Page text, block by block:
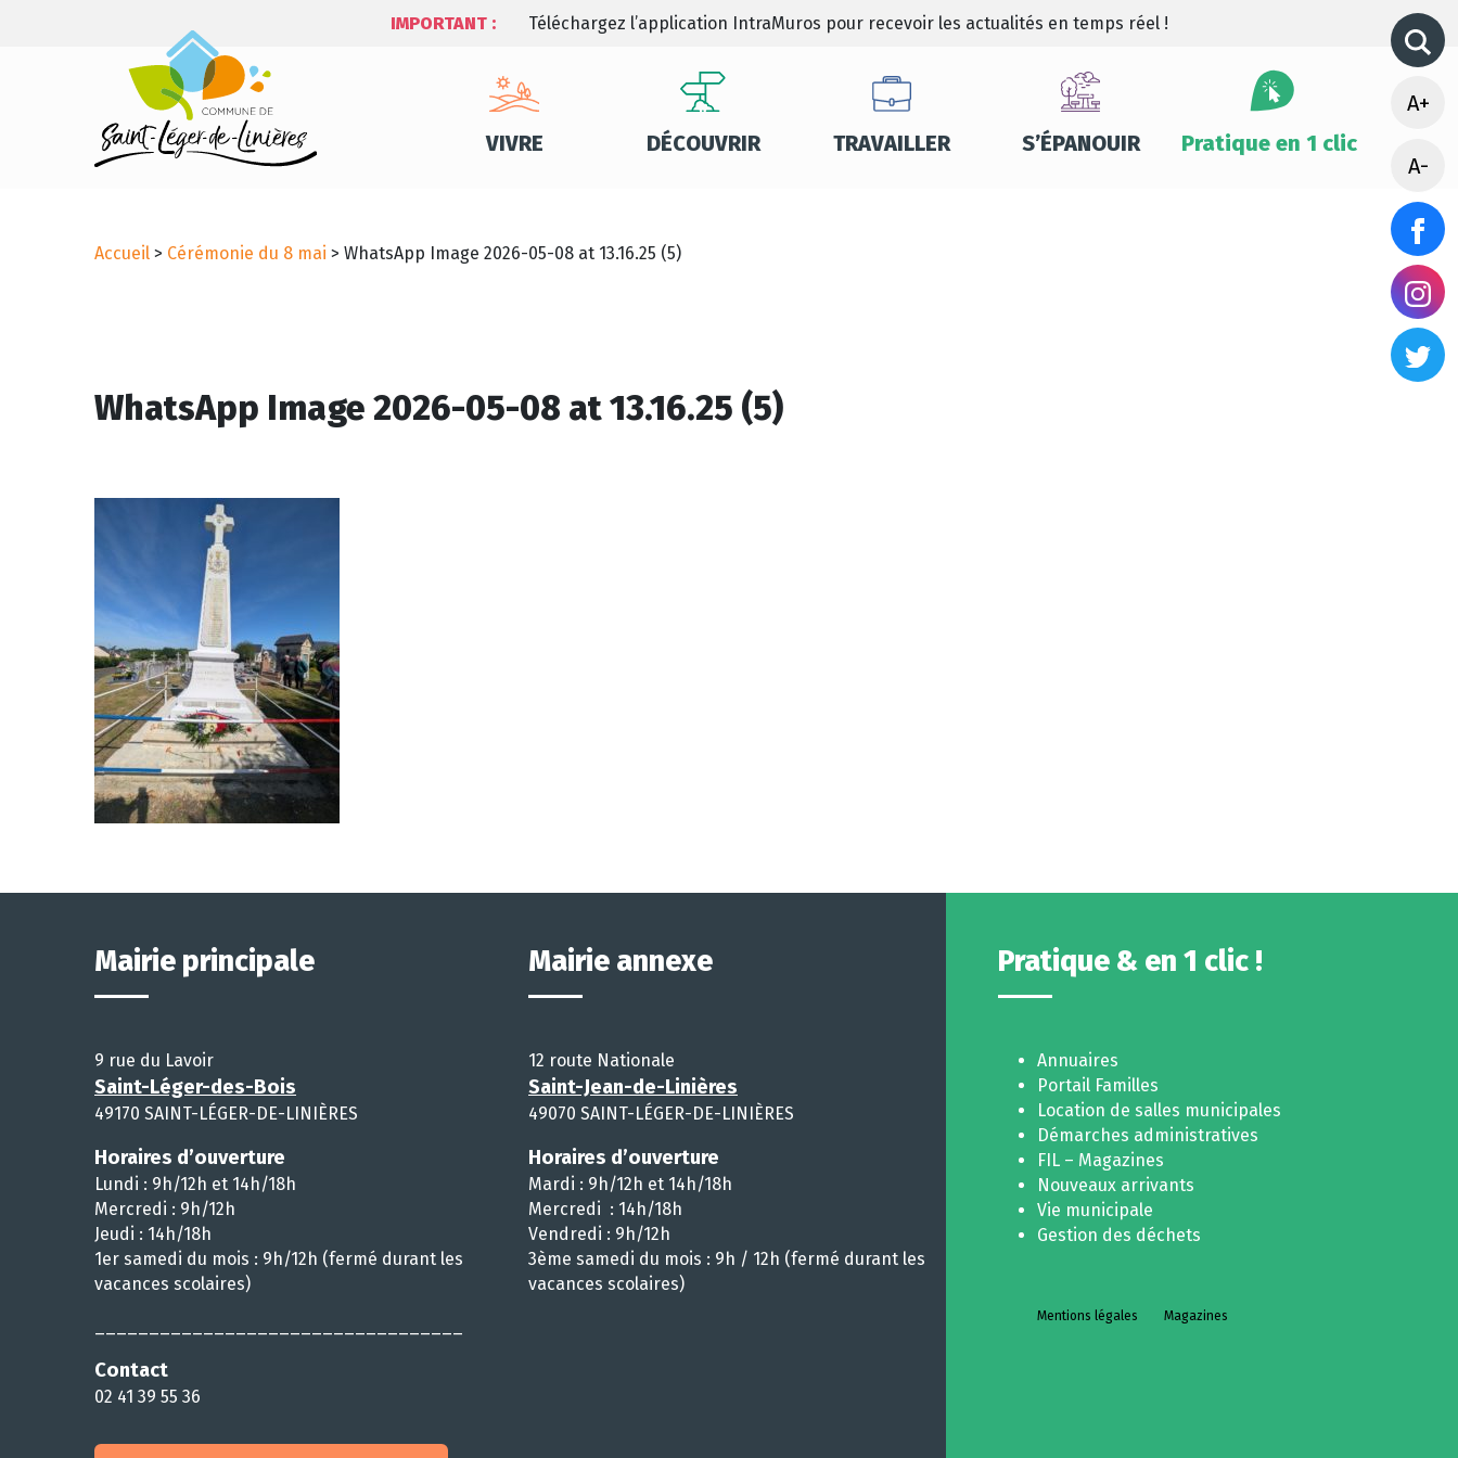
IMPORTANT : Téléchargez l’application IntraMuros pour recevoir les actualités en temps réel !
VIVRE DÉCOUVRIR TRAVAILLER S’ÉPANOUIR Pratique en 1 clic
A+
A-
Accueil > Cérémonie du 8 mai > WhatsApp Image 2026-05-08 at 13.16.25 (5)
WhatsApp Image 2026-05-08 at 13.16.25 (5)
Mairie principale
9 rue du Lavoir
Saint-Léger-des-Bois
49170 SAINT-LÉGER-DE-LINIÈRES
Horaires d’ouverture
Lundi : 9h/12h et 14h/18h
Mercredi : 9h/12h
Jeudi : 14h/18h
1er samedi du mois : 9h/12h (fermé durant les
vacances scolaires)
Contact
02 41 39 55 36
Mairie annexe
12 route Nationale
Saint-Jean-de-Linières
49070 SAINT-LÉGER-DE-LINIÈRES
Horaires d’ouverture
Mardi : 9h/12h et 14h/18h
Mercredi : 14h/18h
Vendredi : 9h/12h
3ème samedi du mois : 9h / 12h (fermé durant les
vacances scolaires)
Pratique & en 1 clic !
Annuaires
Portail Familles
Location de salles municipales
Démarches administratives
FIL – Magazines
Nouveaux arrivants
Vie municipale
Gestion des déchets
Mentions légales Magazines